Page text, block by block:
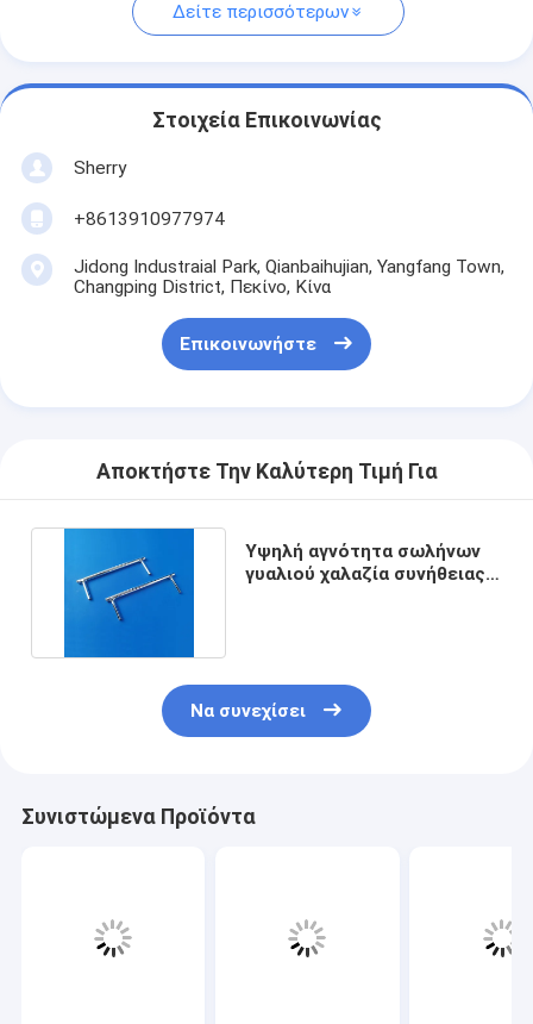
Δείτε περισσότερων
Στοιχεία Επικοινωνίας
Sherry
+8613910977974
Jidong Industraial Park, Qianbaihujian, Yangfang Town,
Changping District, Πεκίνο, Κίνα
Επικοινωνήστε
Αποκτήστε Την Καλύτερη Τιμή Για
Υψηλή αγνότητα σωλήνων
γυαλιού χαλαζία συνήθειας
Να συνεχίσει
Συνιστώμενα Προϊόντα